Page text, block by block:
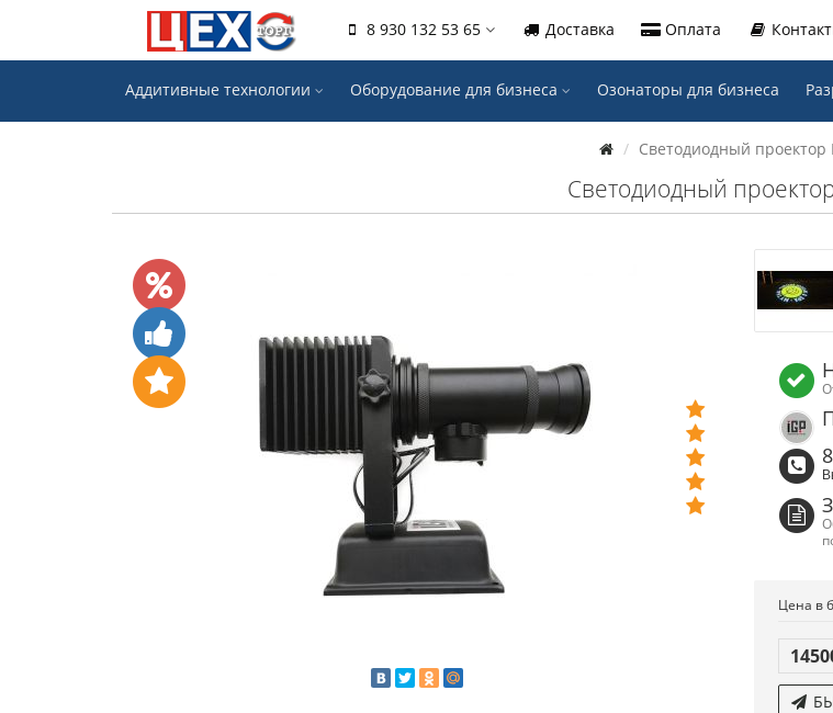
8 930 132 53 65 Доставка Оплата
Аддитивные технологии Оборудование для бизнеса Озонаторы для бизнеса
Светодиодный проектор
Светодиодный
Цена в